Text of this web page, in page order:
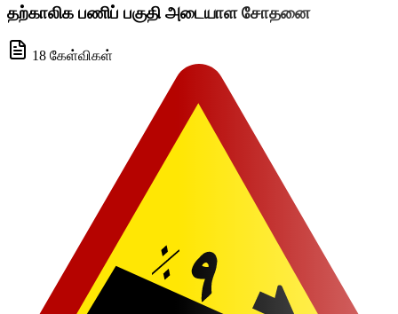
தற்காலிக பணிப் பகுதி அடையாள சோதனை
18 கேள்விகள்